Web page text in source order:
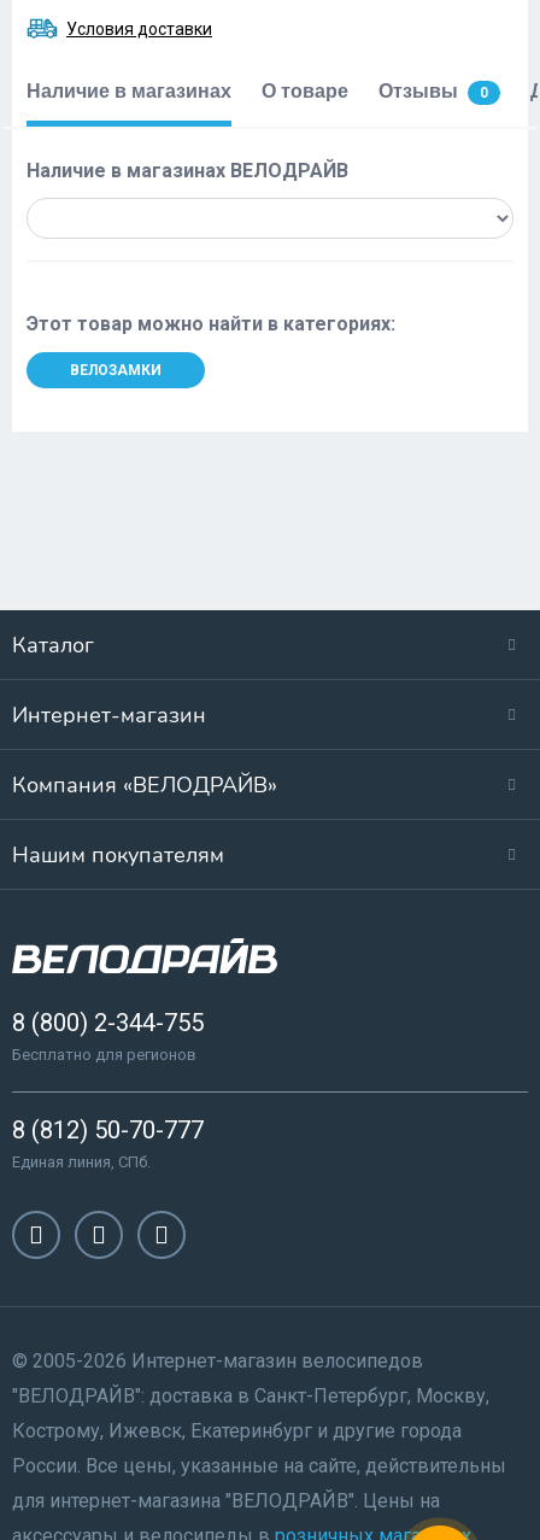
Условия доставки
Наличие в магазинах О товаре Отзывы 0
Наличие в магазинах ВЕЛОДРАЙВ
Этот товар можно найти в категориях:
ВЕЛОЗАМКИ
Каталог
Интернет-магазин
Компания «ВЕЛОДРАЙВ»
Нашим покупателям
8 (800) 2-344-755
Бесплатно для регионов
8 (812) 50-70-777
Единая линия, СПб.
© 2005-2026 Интернет-магазин велосипедов
"ВЕЛОДРАЙВ": доставка в Санкт-Петербург, Москву,
Кострому, Ижевск, Екатеринбург и другие города
России. Все цены, указанные на сайте, действительны
для интернет-магазина "ВЕЛОДРАЙВ". Цены на